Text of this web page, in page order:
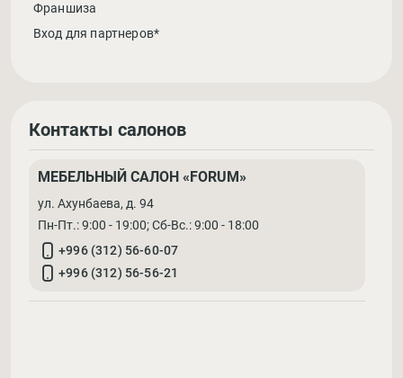
Франшиза
Вход для партнеров*
Контакты салонов
МЕБЕЛЬНЫЙ САЛОН «FORUM»
ул. Ахунбаева, д. 94
Пн-Пт.: 9:00 - 19:00; Cб-Вс.: 9:00 - 18:00
+996 (312) 56-60-07
+996 (312) 56-56-21